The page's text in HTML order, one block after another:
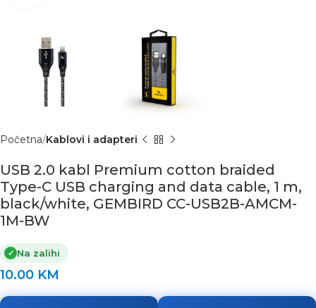
Početna Kablovi i adapteri
USB 2.0 kabl Premium cotton braided
Type-C USB charging and data cable, 1 m,
black/white, GEMBIRD CC-USB2B-AMCM-
1M-BW
✓ Na zalihi
10.00 KM